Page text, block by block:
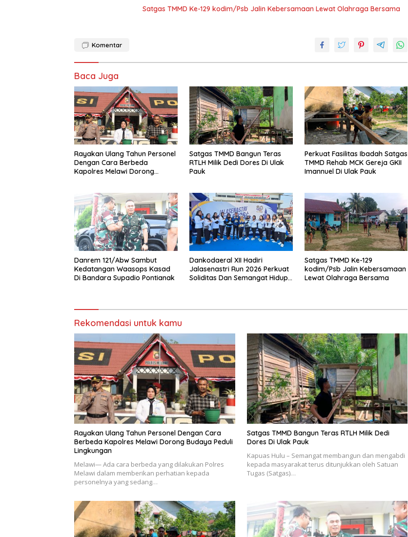
Satgas TMMD Ke-129 kodim/Psb Jalin Kebersamaan Lewat Olahraga Bersama
Komentar
Baca Juga
Rayakan Ulang Tahun Personel
Dengan Cara Berbeda
Kapolres Melawi Dorong
Satgas TMMD Bangun Teras
RTLH Milik Dedi Dores Di Ulak
Pauk
Perkuat Fasilitas Ibadah Satgas
TMMD Rehab MCK Gereja GKII
Imannuel Di Ulak Pauk
Danrem 121/Abw Sambut
Kedatangan Waasops Kasad
Di Bandara Supadio Pontianak
Dankodaeral XII Hadiri
Jalasenastri Run 2026 Perkuat
Soliditas Dan Semangat Hidup
Satgas TMMD Ke-129
kodim/Psb Jalin Kebersamaan
Lewat Olahraga Bersama
Rekomendasi untuk kamu
Rayakan Ulang Tahun Personel Dengan Cara
Berbeda Kapolres Melawi Dorong Budaya Peduli
Lingkungan
Melawi— Ada cara berbeda yang dilakukan Polres
Melawi dalam memberikan perhatian kepada
personelnya yang sedang…
Satgas TMMD Bangun Teras RTLH Milik Dedi
Dores Di Ulak Pauk
Kapuas Hulu – Semangat membangun dan mengabdi
kepada masyarakat terus ditunjukkan oleh Satuan
Tugas (Satgas)…